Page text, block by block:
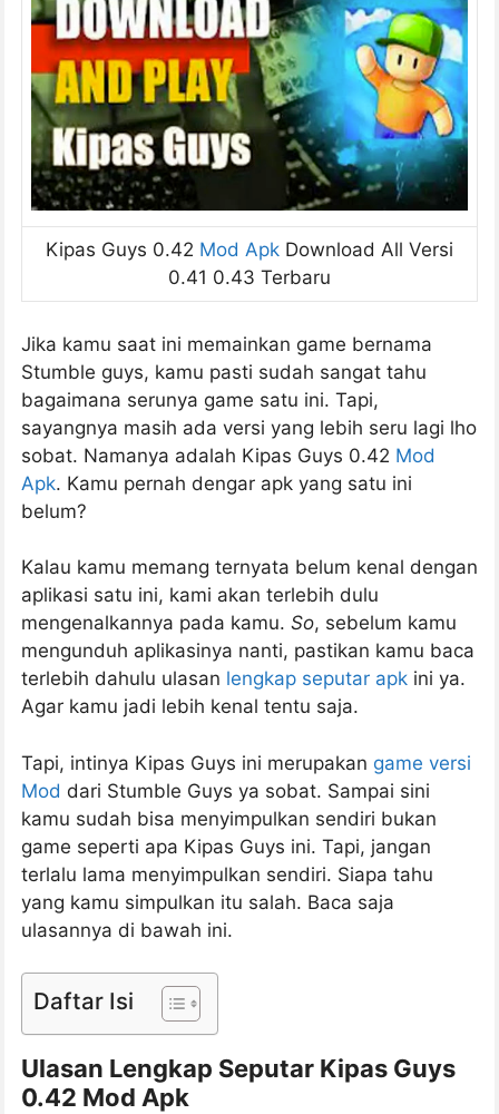
Kipas Guys 0.42 Mod Apk Download All Versi
0.41 0.43 Terbaru
Jika kamu saat ini memainkan game bernama
Stumble guys, kamu pasti sudah sangat tahu
bagaimana serunya game satu ini. Tapi,
sayangnya masih ada versi yang lebih seru lagi lho
sobat. Namanya adalah Kipas Guys 0.42 Mod
Apk. Kamu pernah dengar apk yang satu ini
belum?
Kalau kamu memang ternyata belum kenal dengan
aplikasi satu ini, kami akan terlebih dulu
mengenalkannya pada kamu. So, sebelum kamu
mengunduh aplikasinya nanti, pastikan kamu baca
terlebih dahulu ulasan lengkap seputar apk ini ya.
Agar kamu jadi lebih kenal tentu saja.
Tapi, intinya Kipas Guys ini merupakan game versi
Mod dari Stumble Guys ya sobat. Sampai sini
kamu sudah bisa menyimpulkan sendiri bukan
game seperti apa Kipas Guys ini. Tapi, jangan
terlalu lama menyimpulkan sendiri. Siapa tahu
yang kamu simpulkan itu salah. Baca saja
ulasannya di bawah ini.
Daftar Isi
Ulasan Lengkap Seputar Kipas Guys
0.42 Mod Apk